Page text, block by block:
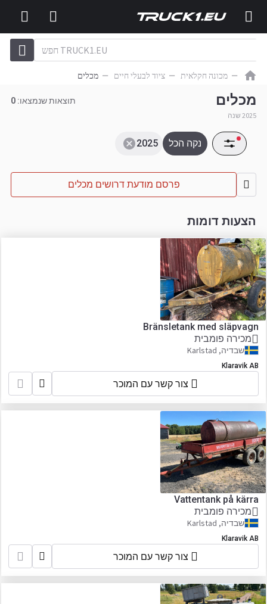
מכונה חקלאית ציוד לבעלי חיים מכלים
מכלים
2025 שנה
תוצאות שנמצאו: 0
2025 נקה הכל
פרסם מודעת דרושים מכלים
הצעות דומות
Bränsletank med släpvagn
מכירה פומבית
שבדיה, Karlstad
Klaravik AB
צור קשר עם המוכר
Vattentank på kärra
מכירה פומבית
שבדיה, Karlstad
Klaravik AB
צור קשר עם המוכר